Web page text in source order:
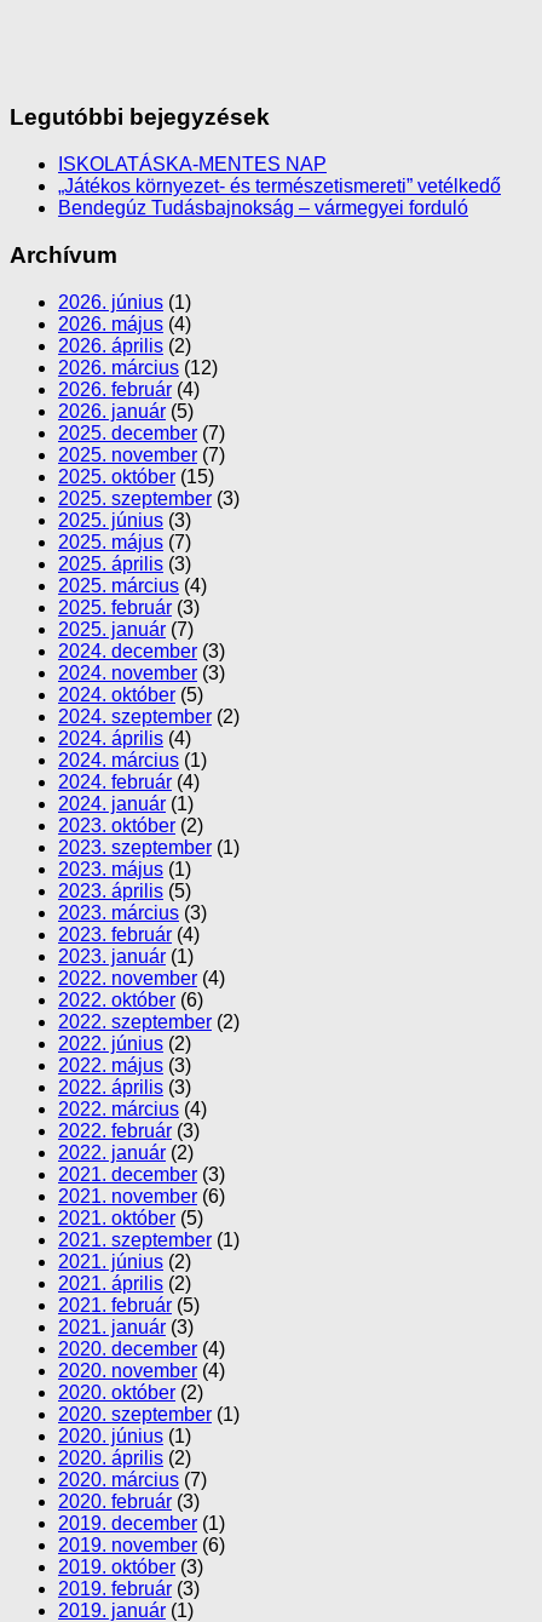
Legutóbbi bejegyzések
ISKOLATÁSKA-MENTES NAP
„Játékos környezet- és természetismereti” vetélkedő
Bendegúz Tudásbajnokság – vármegyei forduló
Archívum
2026. június (1)
2026. május (4)
2026. április (2)
2026. március (12)
2026. február (4)
2026. január (5)
2025. december (7)
2025. november (7)
2025. október (15)
2025. szeptember (3)
2025. június (3)
2025. május (7)
2025. április (3)
2025. március (4)
2025. február (3)
2025. január (7)
2024. december (3)
2024. november (3)
2024. október (5)
2024. szeptember (2)
2024. április (4)
2024. március (1)
2024. február (4)
2024. január (1)
2023. október (2)
2023. szeptember (1)
2023. május (1)
2023. április (5)
2023. március (3)
2023. február (4)
2023. január (1)
2022. november (4)
2022. október (6)
2022. szeptember (2)
2022. június (2)
2022. május (3)
2022. április (3)
2022. március (4)
2022. február (3)
2022. január (2)
2021. december (3)
2021. november (6)
2021. október (5)
2021. szeptember (1)
2021. június (2)
2021. április (2)
2021. február (5)
2021. január (3)
2020. december (4)
2020. november (4)
2020. október (2)
2020. szeptember (1)
2020. június (1)
2020. április (2)
2020. március (7)
2020. február (3)
2019. december (1)
2019. november (6)
2019. október (3)
2019. február (3)
2019. január (1)